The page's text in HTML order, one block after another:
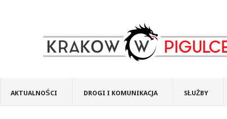
AKTUALNOŚCI DROGI I KOMUNIKACJA SŁUŻBY